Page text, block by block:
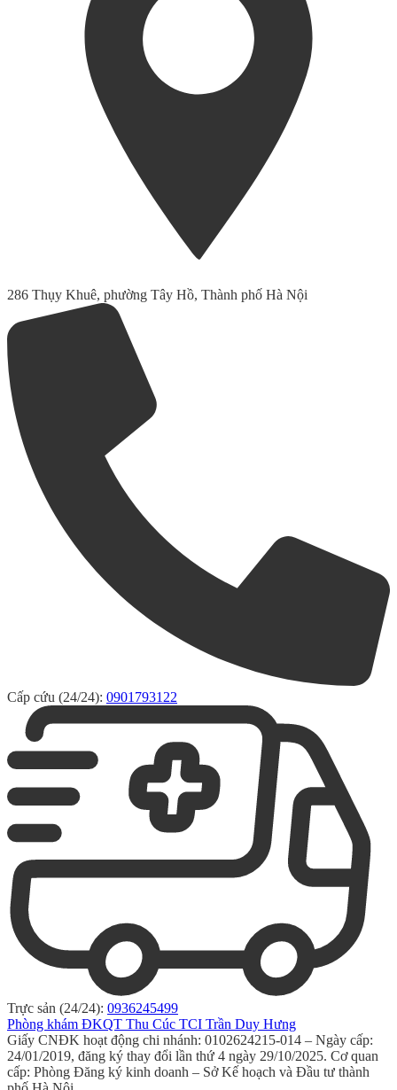
286 Thụy Khuê, phường Tây Hồ, Thành phố Hà Nội
Cấp cứu (24/24): 0901793122
Trực sản (24/24): 0936245499
Phòng khám ĐKQT Thu Cúc TCI Trần Duy Hưng
Giấy CNĐK hoạt động chi nhánh: 0102624215-014 – Ngày cấp:
24/01/2019, đăng ký thay đổi lần thứ 4 ngày 29/10/2025. Cơ quan
cấp: Phòng Đăng ký kinh doanh – Sở Kế hoạch và Đầu tư thành